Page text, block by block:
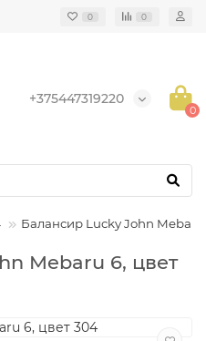
0 0
+375447319220
0
Балансир Lucky John Mebaru
Mebaru 6, цвет